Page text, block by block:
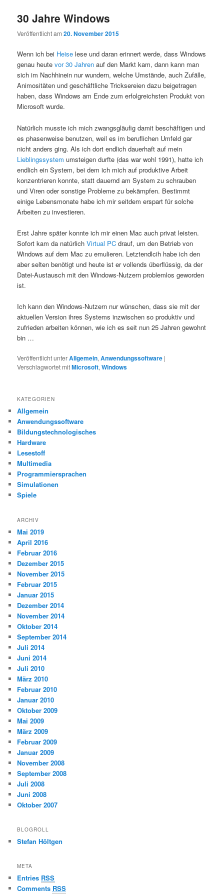
30 Jahre Windows
Veröffentlicht am20. November 2015
Wenn ich bei Heise lese und daran erinnert werde, dass Windows
genau heutevor 30 Jahren auf den Markt kam, dann kann man
sich im Nachhinein nur wundern, welche Umstände, auch Zufälle,
Animositäten und geschäftliche Tricksereien dazu beigetragen
haben, dass Windows am Ende zum erfolgreichsten Produkt von
Microsoft wurde.
Natürlich musste ich mich zwangsgläufig damit beschäftigen und
es phasenweise benutzen, weil es im beruflichen Umfeld gar
nicht anders ging. Als ich dort endlich dauerhaft auf mein
Lieblingssystem umsteigen durfte (das war wohl 1991), hatte ich
endlich ein System, bei dem ich mich auf produktive Arbeit
konzentrieren konnte, statt dauernd am System zu schrauben
und Viren oder sonstige Probleme zu bekämpfen. Bestimmt
einige Lebensmonate habe ich mir seitdem erspart für solche
Arbeiten zu investieren.
Erst Jahre später konnte ich mir einen Mac auch privat leisten.
Sofort kam da natürlichVirtual PC drauf, um den Betrieb von
Windows auf dem Mac zu emulieren. Letztendlcih habe ich den
aber selten benötigt und heute ist er vollends überflüssig, da der
Datei-Austausch mit den Windows-Nutzern problemlos geworden
ist.
Ich kann den Windows-Nutzern nur wünschen, dass sie mit der
aktuellen Version ihres Systems inzwischen so produktiv und
zufrieden arbeiten können, wie ich es seit nun 25 Jahren gewohnt
bin …
Veröffentlicht unterAllgemein,Anwendungssoftware |
Verschlagwortet mitMicrosoft,Windows
KATEGORIEN
Allgemein
Anwendungssoftware
Bildungstechnologisches
Hardware
Lesestoff
Multimedia
Programmiersprachen
Simulationen
Spiele
ARCHIV
Mai 2019
April 2016
Februar 2016
Dezember 2015
November 2015
Februar 2015
Januar 2015
Dezember 2014
November 2014
Oktober 2014
September 2014
Juli 2014
Juni 2014
Juli 2010
März 2010
Februar 2010
Januar 2010
Oktober 2009
Mai 2009
März 2009
Februar 2009
Januar 2009
November 2008
September 2008
Juli 2008
Juni 2008
Oktober 2007
BLOGROLL
Stefan Höltgen
META
Entries RSS
Comments RSS